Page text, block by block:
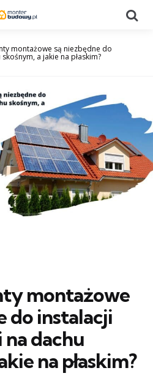
montażowe są niezbędne do
a jakie na płaskim?
montażowe
do instalacji
dachu
na płaskim?